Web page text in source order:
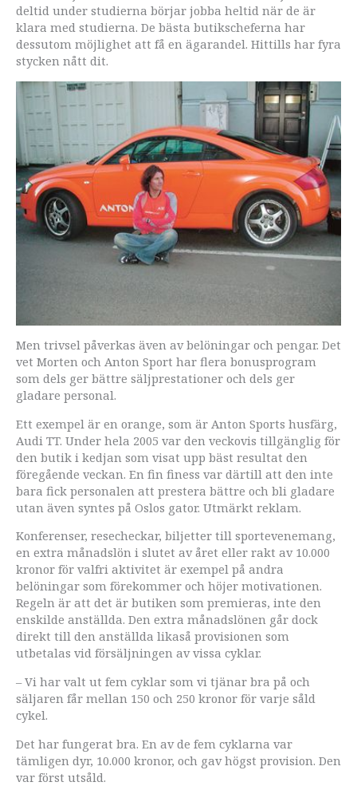
deltid under studierna börjar jobba heltid när de är
klara med studierna. De bästa butikscheferna har
dessutom möjlighet att få en ägarandel. Hittills har fyra
stycken nått dit.
Men trivsel påverkas även av belöningar och pengar. Det
vet Morten och Anton Sport har flera bonusprogram
som dels ger bättre säljprestationer och dels ger
gladare personal.
Ett exempel är en orange, som är Anton Sports husfärg,
Audi TT. Under hela 2005 var den veckovis tillgänglig för
den butik i kedjan som visat upp bäst resultat den
föregående veckan. En fin finess var därtill att den inte
bara fick personalen att prestera bättre och bli gladare
utan även syntes på Oslos gator. Utmärkt reklam.
Konferenser, resecheckar, biljetter till sportevenemang,
en extra månadslön i slutet av året eller rakt av 10.000
kronor för valfri aktivitet är exempel på andra
belöningar som förekommer och höjer motivationen.
Regeln är att det är butiken som premieras, inte den
enskilde anställda. Den extra månadslönen går dock
direkt till den anställda likaså provisionen som
utbetalas vid försäljningen av vissa cyklar.
– Vi har valt ut fem cyklar som vi tjänar bra på och
säljaren får mellan 150 och 250 kronor för varje såld
cykel.
Det har fungerat bra. En av de fem cyklarna var
tämligen dyr, 10.000 kronor, och gav högst provision. Den
var först utsåld.